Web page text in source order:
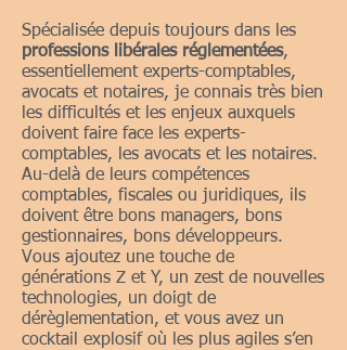
Spécialisée depuis toujours dans les
professions libérales réglementées,
essentiellement experts-comptables,
avocats et notaires, je connais très bien
les difficultés et les enjeux auxquels
doivent faire face les experts-
comptables, les avocats et les notaires.
Au-delà de leurs compétences
comptables, fiscales ou juridiques, ils
doivent être bons managers, bons
gestionnaires, bons développeurs.
Vous ajoutez une touche de
générations Z et Y, un zest de nouvelles
technologies, un doigt de
dérèglementation, et vous avez un
cocktail explosif où les plus agiles s’en